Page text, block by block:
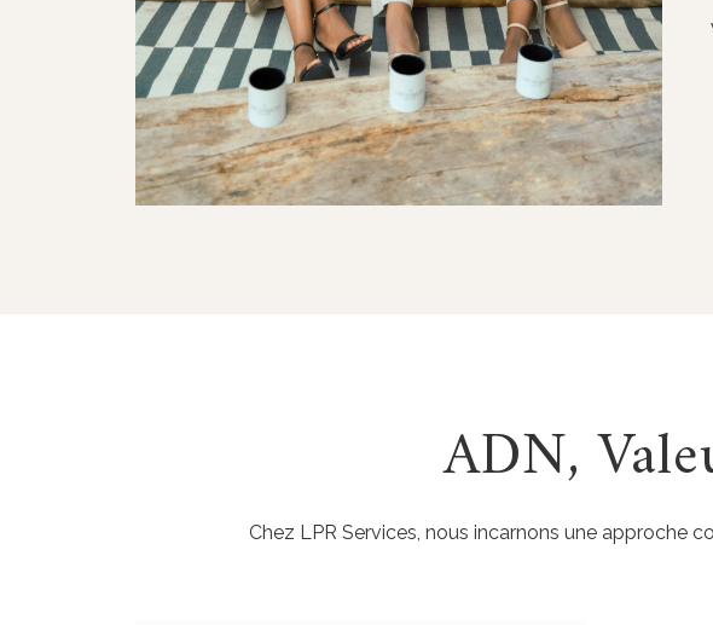
ADN,
Chez LPR Services, nous incarnons une approche